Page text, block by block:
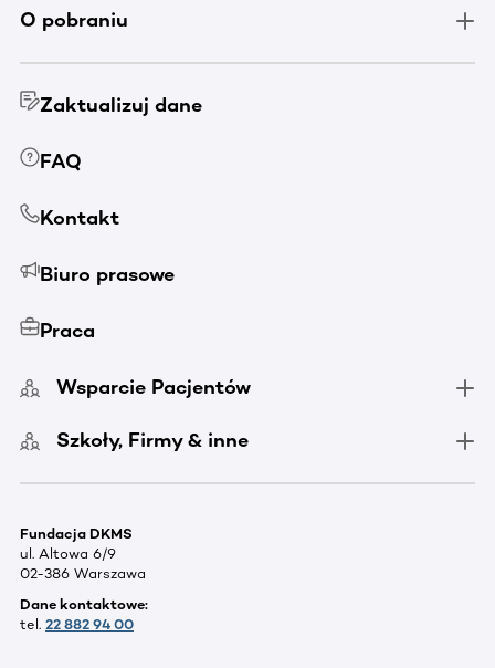
O pobraniu
Zaktualizuj dane
FAQ
Kontakt
Biuro prasowe
Praca
Wsparcie Pacjentów
Szkoły, Firmy & inne
Fundacja DKMS
ul. Altowa 6/9
02-386 Warszawa
Dane kontaktowe:
tel. 22 882 94 00